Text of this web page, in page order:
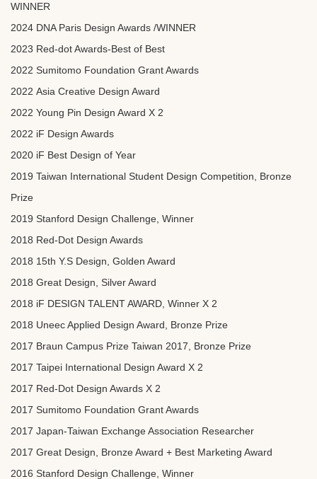
WINNER
2024 DNA Paris Design Awards /WINNER
2023 Red-dot Awards-Best of Best
2022 Sumitomo Foundation Grant Awards
2022 Asia Creative Design Award
2022 Young Pin Design Award X 2
2022 iF Design Awards
2020 iF Best Design of Year
2019 Taiwan International Student Design Competition, Bronze
Prize
2019 Stanford Design Challenge, Winner
2018 Red-Dot Design Awards
2018 15th Y.S Design, Golden Award
2018 Great Design, Silver Award
2018 iF DESIGN TALENT AWARD, Winner X 2
2018 Uneec Applied Design Award, Bronze Prize
2017 Braun Campus Prize Taiwan 2017, Bronze Prize
2017 Taipei International Design Award X 2
2017 Red-Dot Design Awards X 2
2017 Sumitomo Foundation Grant Awards
2017 Japan-Taiwan Exchange Association Researcher
2017 Great Design, Bronze Award + Best Marketing Award
2016 Stanford Design Challenge, Winner